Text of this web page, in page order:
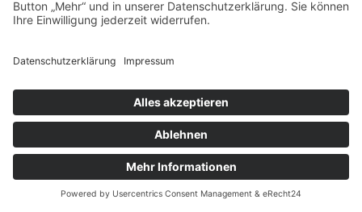
Dienstleistungen von Drittunternehmen
Abwicklung von Zahlungsdienstleistungen).
Cookies haben verschiedene Funktionen.
Zahlreiche Cookies sind technisch notwendig,
da bestimmte Webseitenfunktionen ohne diese
nicht funktionieren würden (z. B. die
Warenkorbfunktion oder die Anzeige von